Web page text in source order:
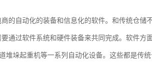
的自动化的装备和信息化的软件。和传统仓储
通过软件系统和硬件装备来共同完成。软件方面
堆垛起重机等一系列自动化设备。这些都是传